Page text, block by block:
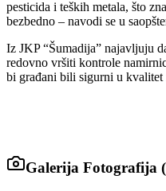
pesticida i teških metala, što
bezbedno – navodi se u
Iz JKP “Šumadija” najavljuju
redovno vršiti kontrole
bi građani bili sigurni u kvalitet
Galerija Fotografija (